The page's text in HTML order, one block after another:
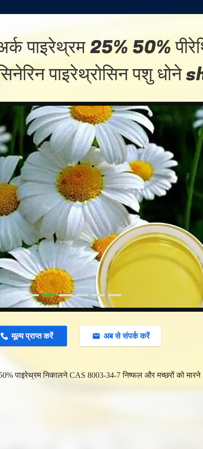
पाइरेथ्रम 25% 50%
पाइरेथ्रोसिन पशु धोने
मूल्य प्राप्त करें अब से संपर्क करें
पाइरेथ्रम निकालने CAS 8003-34-7 निष्फल और मच्छरों को मारने